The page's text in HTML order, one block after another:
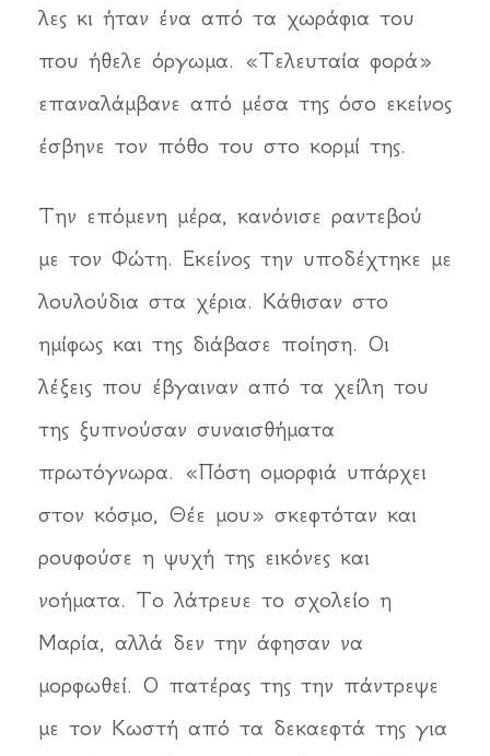
λες κι ήταν ένα από τα χωράφια του
που ήθελε όργωμα. «Τελευταία φορά»
επαναλάμβανε από μέσα της όσο εκείνος
έσβηνε τον πόθο του στο κορμί της.
Την επόμενη μέρα, κανόνισε ραντεβού
με τον Φώτη. Εκείνος την υποδέχτηκε με
λουλούδια στα χέρια. Κάθισαν στο
ημίφως και της διάβασε ποίηση. Οι
λέξεις που έβγαιναν από τα χείλη του
της ξυπνούσαν συναισθήματα
πρωτόγνωρα. «Πόση ομορφιά υπάρχει
στον κόσμο, Θέε μου» σκεφτόταν και
ρουφούσε η ψυχή της εικόνες και
νοήματα. Το λάτρευε το σχολείο η
Μαρία, αλλά δεν την άφησαν να
μορφωθεί. Ο πατέρας της την πάντρεψε
με τον Κωστή από τα δεκαεφτά της για